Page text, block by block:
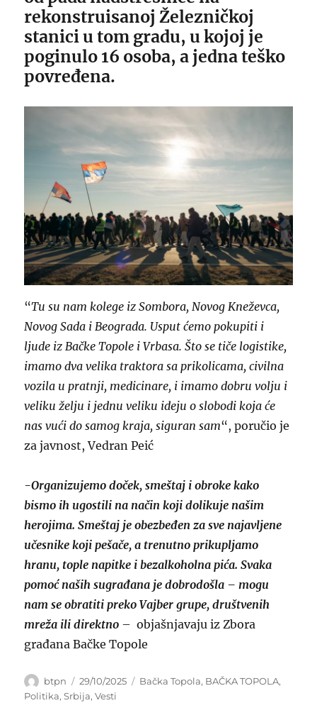
rekonstruisanoj Železničkoj
stanici u tom gradu, u kojoj je
poginulo 16 osoba, a jedna teško
povređena.
“Tu su nam kolege iz Sombora, Novog Kneževca,
Novog Sada i Beograda. Usput ćemo pokupiti i
ljude iz Bačke Topole i Vrbasa. Što se tiče logistike,
imamo dva velika traktora sa prikolicama, civilna
vozila u pratnji, medicinare, i imamo dobru volju i
veliku želju i jednu veliku ideju o slobodi koja će
nas vući do samog kraja, siguran sam“, poručio je
za javnost, Vedran Peić
-Organizujemo doček, smeštaj i obroke kako
bismo ih ugostili na način koji dolikuje našim
herojima. Smeštaj je obezbeđen za sve najavljene
učesnike koji pešače, a trenutno prikupljamo
hranu, tople napitke i bezalkoholna pića. Svaka
pomoć naših sugrađana je dobrodošla – mogu
nam se obratiti preko Vajber grupe, društvenih
mreža ili direktno – objašnjavaju iz Zbora
građana Bačke Topole
Author
btpn
Posted
on
29/10/2025 Categories
Bačka Topola, BAČKA TOPOLA,
Politika,Srbija,Vesti